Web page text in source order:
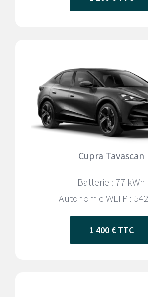
Cupra Tavascan
Batterie : 77 kWh
Autonomie WLTP : 542
1 400 € TTC